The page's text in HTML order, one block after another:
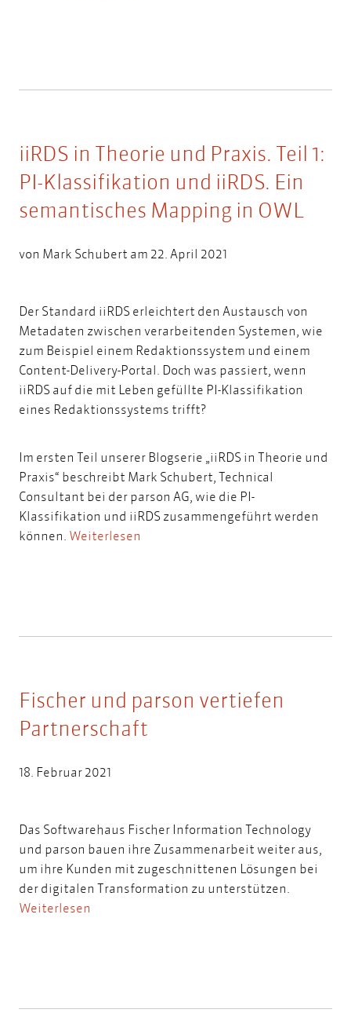
iiRDS in Theorie und Praxis. Teil 1:
PI-Klassifikation und iiRDS. Ein
semantisches Mapping in OWL
von Mark Schubert am 22. April 2021
Der Standard iiRDS erleichtert den Austausch von
Metadaten zwischen verarbeitenden Systemen, wie
zum Beispiel einem Redaktionssystem und einem
Content-Delivery-Portal. Doch was passiert, wenn
iiRDS auf die mit Leben gefüllte PI-Klassifikation
eines Redaktionssystems trifft?
Im ersten Teil unserer Blogserie „iiRDS in Theorie und
Praxis“ beschreibt Mark Schubert, Technical
Consultant bei der parson AG, wie die PI-
Klassifikation und iiRDS zusammengeführt werden
können. Weiterlesen
Fischer und parson vertiefen
Partnerschaft
18. Februar 2021
Das Softwarehaus Fischer Information Technology
und parson bauen ihre Zusammenarbeit weiter aus,
um ihre Kunden mit zugeschnittenen Lösungen bei
der digitalen Transformation zu unterstützen.
Weiterlesen